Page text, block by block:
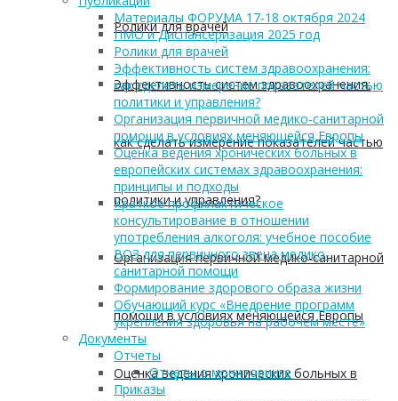
Ролики для врачей
Эффективность систем здравоохранения:
как сделать измерение показателей частью
политики и управления?
Организация первичной медико-санитарной
помощи в условиях меняющейся Европы
Оценка ведения хронических больных в
Материалы ФОРУМА 17-18 октября 2024
ПМО и Диспансеризация 2025 год
Ролики для врачей
Эффективность систем здравоохранения:
как сделать измерение показателей частью
политики и управления?
Организация первичной медико-санитарной
помощи в условиях меняющейся Европы
Оценка ведения хронических больных в
европейских системах здравоохранения:
принципы и подходы
Краткое профилактическое
консультирование в отношении
употребления алкоголя: учебное пособие
ВОЗ для первичного звена медико-
санитарной помощи
Формирование здорового образа жизни
Обучающий курс «Внедрение программ
укрепления здоровья на рабочем месте»
Документы
Отчеты
Отчеты о мониторинге
Приказы